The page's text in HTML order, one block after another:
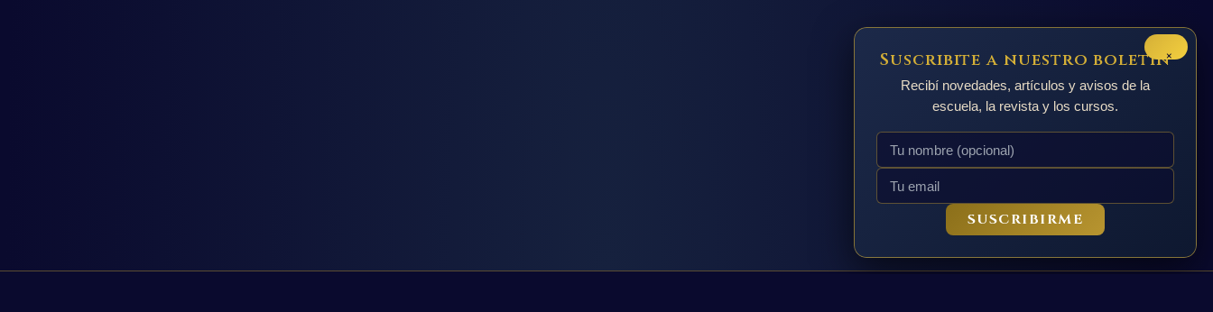
×
Suscribite a nuestro boletín
Recibí novedades, artículos y avisos de la
escuela, la revista y los cursos.
SUSCRIBIRME